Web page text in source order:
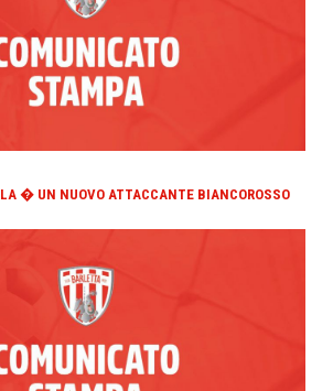
� UN NUOVO ATTACCANTE BIANCOROSSO